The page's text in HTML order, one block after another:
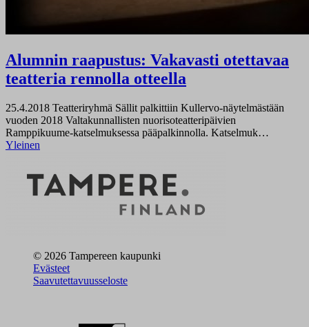
Alumnin raapustus: Vakavasti otettavaa
teatteria rennolla otteella
25.4.2018 Teatteriryhmä Sällit palkittiin Kullervo-näytelmästään
vuoden 2018 Valtakunnallisten nuorisoteatteripäivien
Ramppikuume-katselmuksessa pääpalkinnolla. Katselmuk…
Yleinen
© 2026 Tampereen kaupunki
Evästeet
Saavutettavuusseloste